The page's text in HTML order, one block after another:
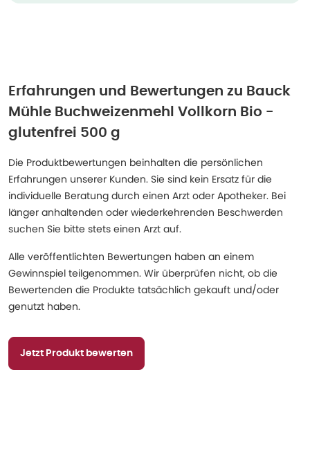
Erfahrungen und Bewertungen zu Bauck
Mühle Buchweizenmehl Vollkorn Bio -
glutenfrei 500 g
Die Produktbewertungen beinhalten die persönlichen
Erfahrungen unserer Kunden. Sie sind kein Ersatz für die
individuelle Beratung durch einen Arzt oder Apotheker. Bei
länger anhaltenden oder wiederkehrenden Beschwerden
suchen Sie bitte stets einen Arzt auf.
Alle veröffentlichten Bewertungen haben an einem
Gewinnspiel teilgenommen. Wir überprüfen nicht, ob die
Bewertenden die Produkte tatsächlich gekauft und/oder
genutzt haben.
Jetzt Produkt bewerten